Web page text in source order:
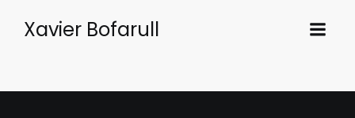
Xavier Bofarull